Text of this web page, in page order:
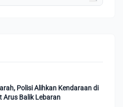
Polisi Alihkan Kendaraan di
Arus Balik Lebaran